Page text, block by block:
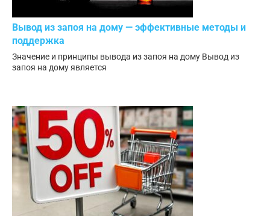
Вывод из запоя на дому — эффективные методы и
поддержка
Значение и принципы вывода из запоя на дому Вывод из
запоя на дому является